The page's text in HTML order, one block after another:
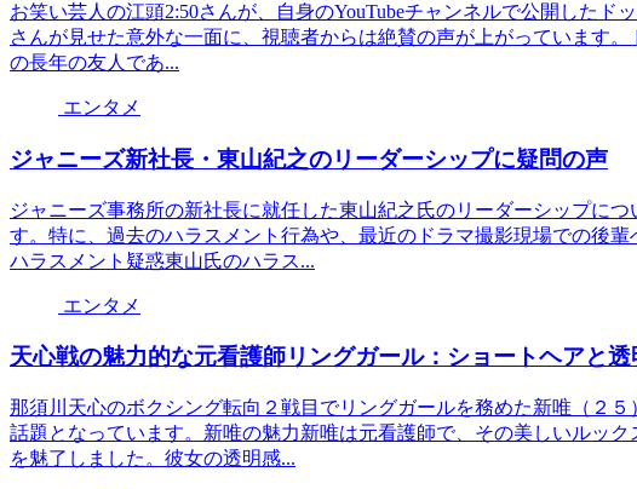
お笑い芸人の江頭2:50さんが、自身のYouTubeチャンネルで公開したド
さんが見せた意外な一面に、視聴者からは絶賛の声が上がっています
の長年の友人であ...
エンタメ
ジャニーズ新社長・東山紀之のリーダーシップに疑問の声
ジャニーズ事務所の新社長に就任した東山紀之氏のリーダーシップに
す。特に、過去のハラスメント行為や、最近のドラマ撮影現場での後
ハラスメント疑惑東山氏のハラス...
エンタメ
天心戦の魅力的な元看護師リングガール：ショートヘアと
那須川天心のボクシング転向２戦目でリングガールを務めた新唯（２
話題となっています。新唯の魅力新唯は元看護師で、その美しいルッ
を魅了しました。彼女の透明感...